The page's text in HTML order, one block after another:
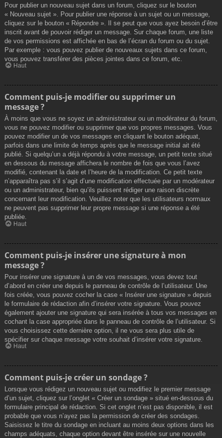
Pour publier un nouveau sujet dans un forum, cliquez sur le bouton
« Nouveau sujet ». Pour publier une réponse à un sujet ou un message,
cliquez sur le bouton « Répondre ». Il se peut que vous ayez besoin d’être
inscrit avant de pouvoir rédiger un message. Sur chaque forum, une liste
de vos permissions est affichée en bas de l’écran du forum ou du sujet.
Par exemple : vous pouvez publier de nouveaux sujets dans ce forum,
vous pouvez transférer des pièces jointes dans ce forum, etc.
Haut
Comment puis-je modifier ou supprimer un
message ?
À moins que vous ne soyez un administrateur ou un modérateur du forum,
vous ne pouvez modifier ou supprimer que vos propres messages. Vous
pouvez modifier un de vos messages en cliquant le bouton adéquat,
parfois dans une limite de temps après que le message initial ait été
publié. Si quelqu’un a déjà répondu à votre message, un petit texte situé
en dessous du message affichera le nombre de fois que vous l’avez
modifié, contenant la date et l’heure de la modification. Ce petit texte
n’apparaîtra pas s’il s’agit d’une modification effectuée par un modérateur
ou un administrateur, bien qu’ils puissent rédiger une raison discrète
concernant leur modification. Veuillez noter que les utilisateurs normaux
ne peuvent pas supprimer leur propre message si une réponse a été
publiée.
Haut
Comment puis-je insérer une signature à mon
message ?
Pour insérer une signature à un de vos messages, vous devez tout
d’abord en créer une depuis le panneau de contrôle de l’utilisateur. Une
fois créée, vous pouvez cocher la case « Insérer une signature » depuis
le formulaire de rédaction afin d’insérer votre signature. Vous pouvez
également ajouter une signature qui sera insérée à tous vos messages en
cochant la case appropriée dans le panneau de contrôle de l’utilisateur. Si
vous choisissez cette dernière option, il ne vous sera plus utile de
spécifier sur chaque message votre souhait d’insérer votre signature.
Haut
Comment puis-je créer un sondage ?
Lorsque vous rédigez un nouveau sujet ou modifiez le premier message
d’un sujet, cliquez sur l’onglet « Créer un sondage » situé en-dessous du
formulaire principal de rédaction. Si cet onglet n’est pas disponible, il est
probable que vous n’ayez pas la permission de créer des sondages.
Saisissez le titre du sondage en incluant au moins deux options dans les
champs adéquats, chaque option devant être insérée sur une nouvelle